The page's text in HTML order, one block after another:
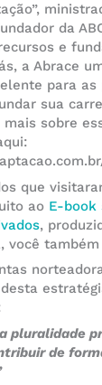
da
e
a Abrace
para as
sua
mais sobre
que
ao E-book
,
você
pluralidade
de